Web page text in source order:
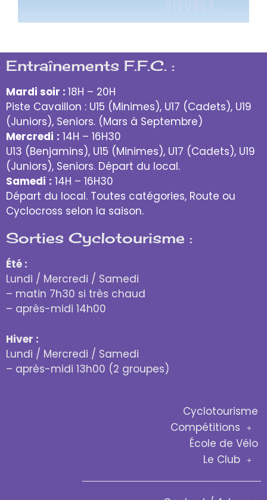
Entraînements F.F.C. :
Mardi soir : 18H – 20H
Piste Cavaillon : U15 (Minimes), U17 (Cadets), U19
(Juniors), Seniors. (Mars à Septembre)
Mercredi : 14H – 16H30
U13 (Benjamins), U15 (Minimes), U17 (Cadets), U19
(Juniors), Seniors. Départ du local.
Samedi : 14H – 16H30
Départ du local. Toutes catégories, Route ou
Cyclocross selon la saison.
Sorties Cyclotourisme :
Été :
Lundi / Mercredi / Samedi
– matin 7h30 si très chaud
– après-midi 14h00
Hiver :
Lundi / Mercredi / Samedi
– après-midi 13h00 (2 groupes)
Cyclotourisme
Compétitions
École de Vélo
Le Club